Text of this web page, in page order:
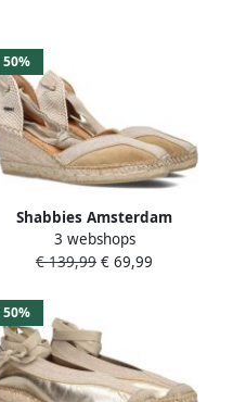
50%
Shabbies Amsterdam
Shabbies Kaila Ki Seven
Espadrilles Zomer Schoenen
3 webshops
€ 139,99 € 69,99
50%